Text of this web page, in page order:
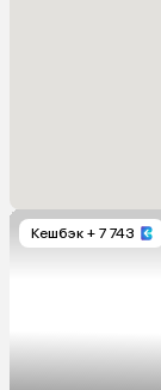
Кешбэк + 7 743